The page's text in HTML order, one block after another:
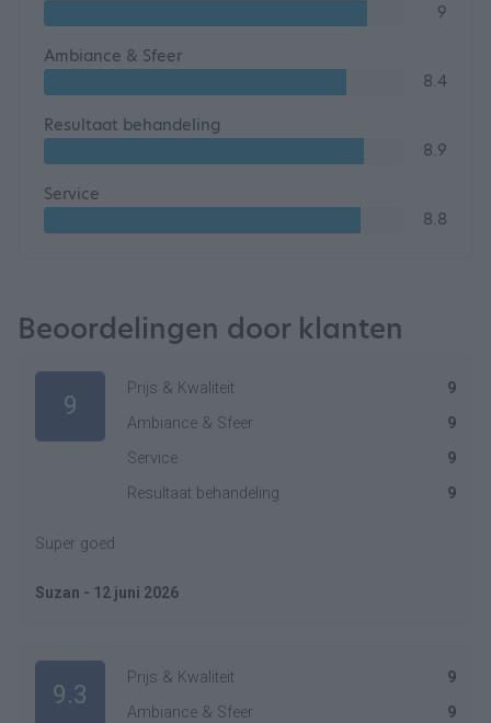
9
Ambiance & Sfeer
8.4
Resultaat behandeling
8.9
Service
8.8
Beoordelingen door klanten
9
Prijs & Kwaliteit
9
Ambiance & Sfeer
9
Service
9
Resultaat behandeling
9
Super goed
Suzan - 12 juni 2026
9.3
Prijs & Kwaliteit
9
Ambiance & Sfeer
9